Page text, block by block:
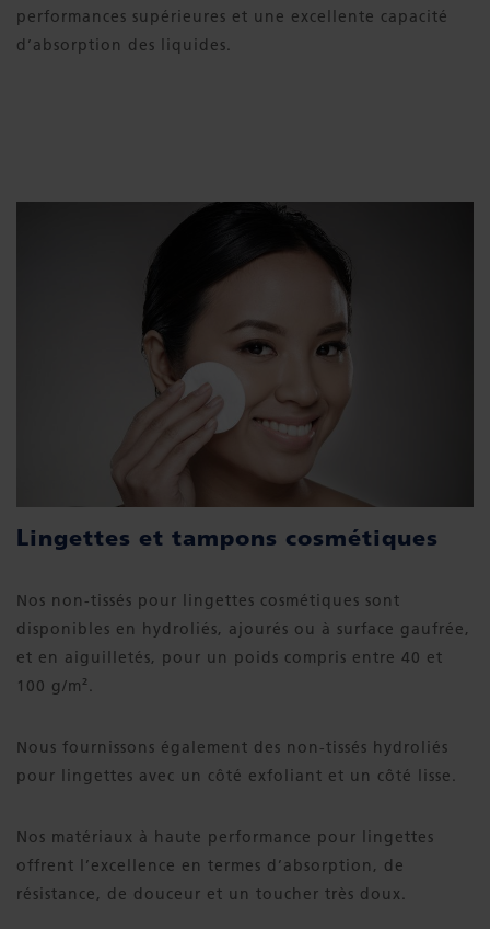
performances supérieures et une excellente capacité
d’absorption des liquides.
Lingettes et tampons cosmétiques
Nos non-tissés pour lingettes cosmétiques sont
disponibles en hydroliés, ajourés ou à surface gaufrée,
et en aiguilletés, pour un poids compris entre 40 et
100 g/m².
Nous fournissons également des non-tissés hydroliés
pour lingettes avec un côté exfoliant et un côté lisse.
Nos matériaux à haute performance pour lingettes
offrent l’excellence en termes d’absorption, de
résistance, de douceur et un toucher très doux.